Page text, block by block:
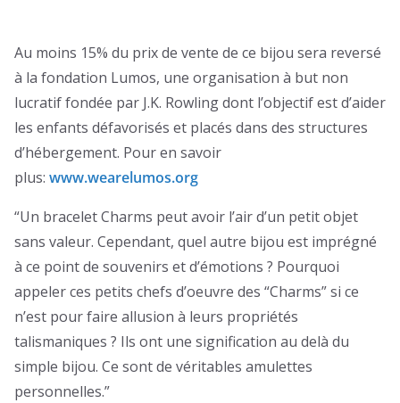
Au moins 15% du prix de vente de ce bijou sera reversé
à la fondation Lumos, une organisation à but non
lucratif fondée par J.K. Rowling dont l’objectif est d’aider
les enfants défavorisés et placés dans des structures
d’hébergement. Pour en savoir
plus: www.wearelumos.org
“Un bracelet Charms peut avoir l’air d’un petit objet
sans valeur. Cependant, quel autre bijou est imprégné
à ce point de souvenirs et d’émotions ? Pourquoi
appeler ces petits chefs d’oeuvre des “Charms” si ce
n’est pour faire allusion à leurs propriétés
talismaniques ? Ils ont une signification au delà du
simple bijou. Ce sont de véritables amulettes
personnelles.”